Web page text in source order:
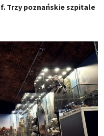
Trzy poznańskie szpitale